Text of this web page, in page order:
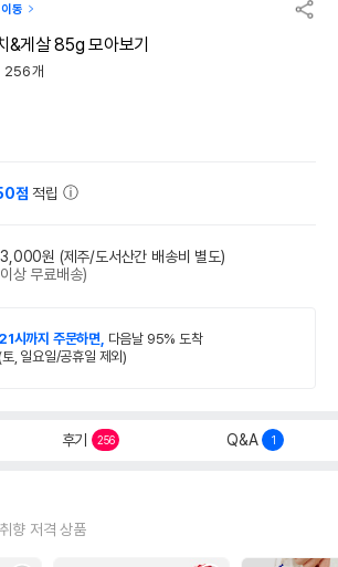
동
&게살 85g 모아보기
256개
점 적립
3,000원 (제주/도서산간 배송비 별도)
상 무료배송)
21시까지 주문하면, 다음날 95% 도착
(토, 일요일/공휴일 제외)
후기 256 Q&A 1
향 저격 상품